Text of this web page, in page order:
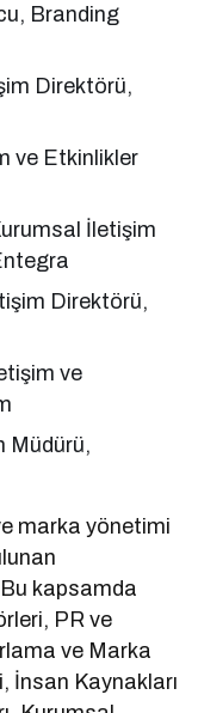
Branding
Direktörü,
ve Etkinlikler
İletişim
Direktörü,
ve
Müdürü,
marka yönetimi
kapsamda
PR ve
ve Marka
İnsan Kaynakları